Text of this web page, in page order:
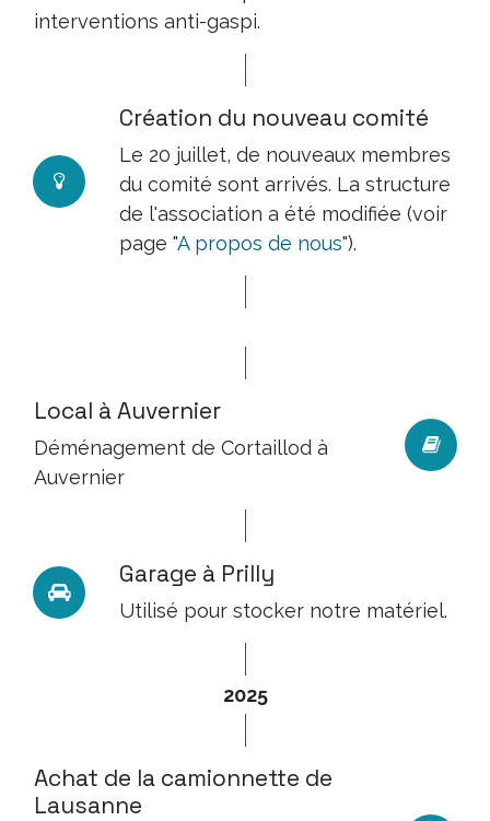
interventions anti-gaspi.
Création du nouveau comité
Le 20 juillet, de nouveaux membres
du comité sont arrivés. La structure
de l'association a été modifiée (voir
page "A propos de nous").
Local à Auvernier
Déménagement de Cortaillod à
Auvernier
Garage à Prilly
Utilisé pour stocker notre matériel.
2025
Achat de la camionnette de
Lausanne